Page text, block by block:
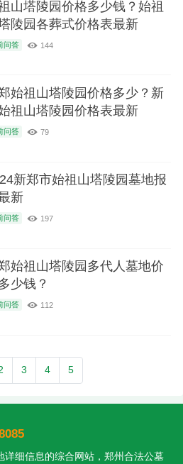
山塔陵园价格多少钱？始祖
陵园各葬式价格表最新
问答 144
始祖山塔陵园价格多少？新
祖山塔陵园价格表最新
问答 79
新郑市始祖山塔陵园墓地报
新
问答 197
始祖山塔陵园多代人墓地价
少钱？
问答 112
3 4 5
详细信息的综合网站，郑州合法公墓